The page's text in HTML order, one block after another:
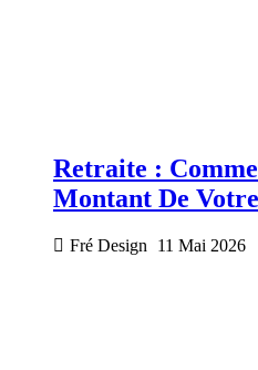
Retraite :
Montant De
Fré Design 11 Mai 2026